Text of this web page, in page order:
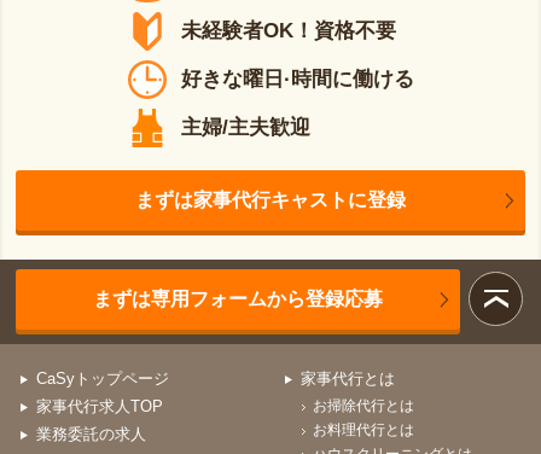
未経験者OK！資格不要
好きな曜日·時間に働ける
主婦/主夫歓迎
まずは家事代行キャストに登録
まずは専用フォームから登録応募
CaSyトップページ
家事代行求人TOP
業務委託の求人
家事代行とは
お掃除代行とは
お料理代行とは